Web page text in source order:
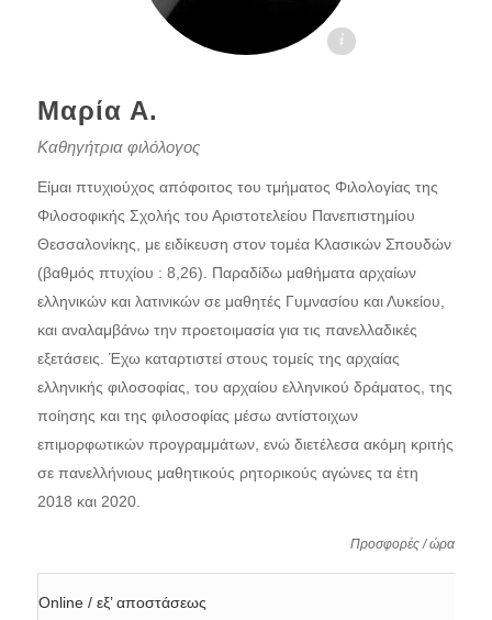
Μαρία Α. - daskaloi.gr
Μαρία Α.
Καθηγήτρια φιλόλογος
Είμαι πτυχιούχος απόφοιτος του τμήματος Φιλολογίας της
Φιλοσοφικής Σχολής του Αριστοτελείου Πανεπιστημίου
Θεσσαλονίκης, με ειδίκευση στον τομέα Κλασικών Σπουδών
(βαθμός πτυχίου : 8,26). Παραδίδω μαθήματα αρχαίων
ελληνικών και λατινικών σε μαθητές Γυμνασίου και Λυκείου,
και αναλαμβάνω την προετοιμασία για τις πανελλαδικές
εξετάσεις. Έχω καταρτιστεί στους τομείς της αρχαίας
ελληνικής φιλοσοφίας, του αρχαίου ελληνικού δράματος, της
ποίησης και της φιλοσοφίας μέσω αντίστοιχων
επιμορφωτικών προγραμμάτων, ενώ διετέλεσα ακόμη κριτής
σε πανελλήνιους μαθητικούς ρητορικούς αγώνες τα έτη
2018 και 2020.
Προσφορές / ώρα
Online / εξ’ αποστάσεως